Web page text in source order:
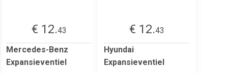
€ 12.43
Mercedes-Benz
Expansieventiel
€ 12.43
Hyundai
Expansieventiel